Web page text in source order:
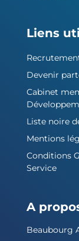
Liens
Devenir
Cabinet
Liste noire
Mentions
Conditions
Service
A
Beaubourg